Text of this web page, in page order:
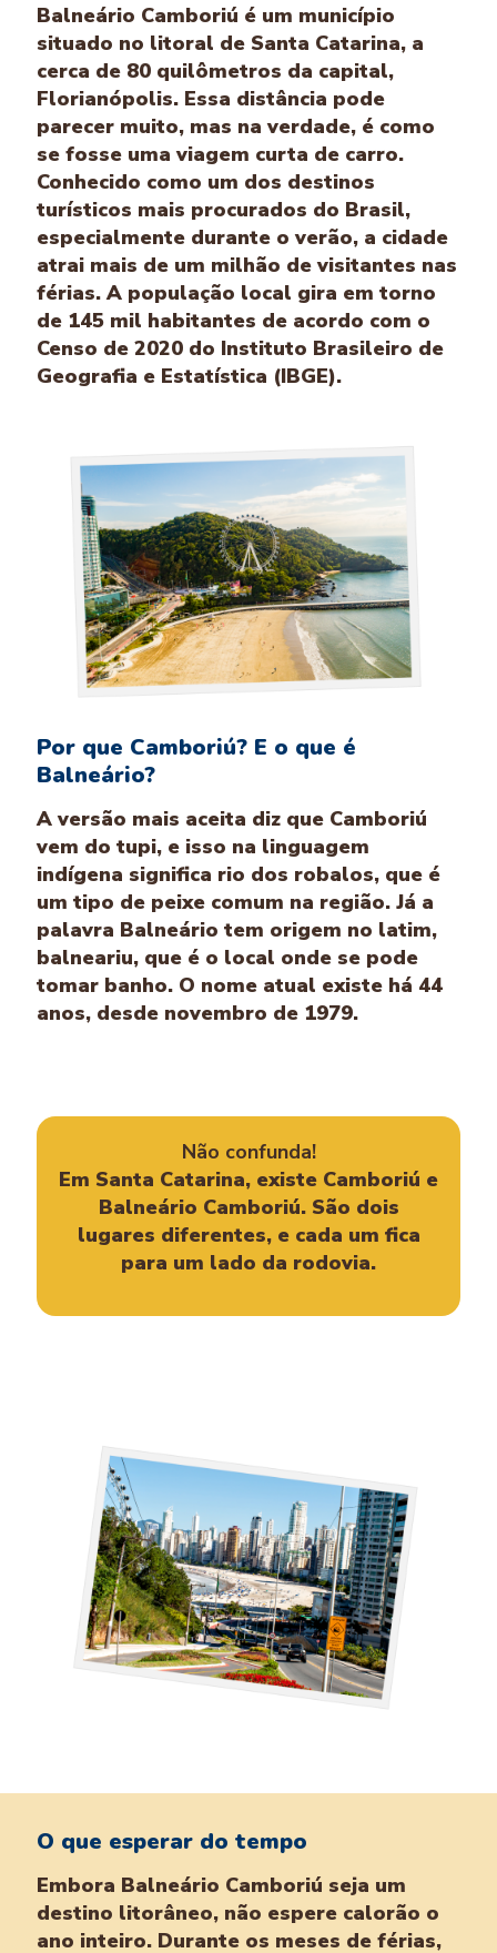
Balneário Camboriú é um município
situado no litoral de Santa Catarina, a
cerca de 80 quilômetros da capital,
Florianópolis. Essa distância pode
parecer muito, mas na verdade, é como
se fosse uma viagem curta de carro.
Conhecido como um dos destinos
turísticos mais procurados do Brasil,
especialmente durante o verão, a cidade
atrai mais de um milhão de visitantes nas
férias. A população local gira em torno
de 145 mil habitantes de acordo com o
Censo de 2020 do Instituto Brasileiro de
Geografia e Estatística (IBGE).
Por que Camboriú? E o que é
Balneário?
A versão mais aceita diz que Camboriú
vem do tupi, e isso na linguagem
indígena significa rio dos robalos, que é
um tipo de peixe comum na região. Já a
palavra Balneário tem origem no latim,
balneariu, que é o local onde se pode
tomar banho. O nome atual existe há 44
anos, desde novembro de 1979.
Não confunda!
Em Santa Catarina, existe Camboriú e
Balneário Camboriú. São dois
lugares diferentes, e cada um fica
para um lado da rodovia.
O que esperar do tempo
Embora Balneário Camboriú seja um
destino litorâneo, não espere calorão o
ano inteiro. Durante os meses de férias,